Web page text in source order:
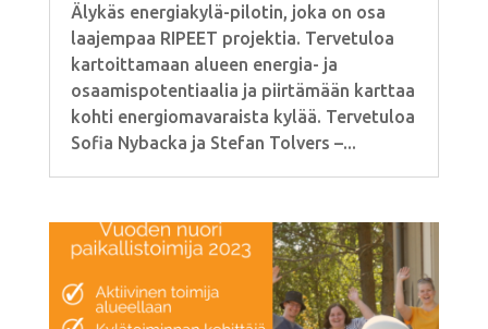
Älykäs energiakylä-pilotin, joka on osa
laajempaa RIPEET projektia. Tervetuloa
kartoittamaan alueen energia- ja
osaamispotentiaalia ja piirtämään karttaa
kohti energiomavaraista kylää. Tervetuloa
Sofia Nybacka ja Stefan Tolvers –...